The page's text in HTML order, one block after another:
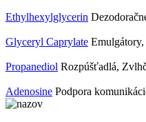
Ethylhexylglycerin
Glyceryl Caprylate
Propanediol Rozpúšťadlá,
Adenosine Podpora